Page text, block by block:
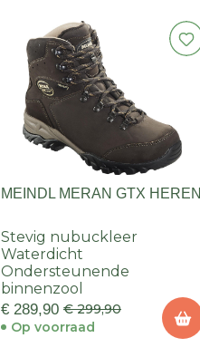
MEINDL MERAN GTX HEREN
Stevig nubuckleer
Waterdicht
Ondersteunende
binnenzool
€ 289,90 € 299,90
Op voorraad